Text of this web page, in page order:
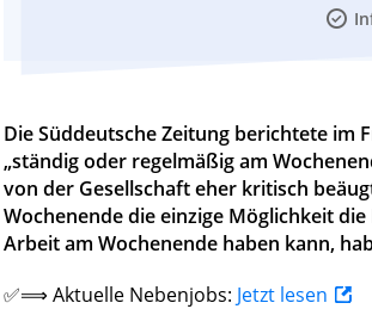
Die Süddeutsche Zeitung berichtete im
„ständig oder regelmäßig am
von der Gesellschaft eher kritisch
Wochenende die einzige Möglichkeit
Arbeit am Wochenende haben kann,
✅⟹ Aktuelle Nebenjobs: Jetzt lesen